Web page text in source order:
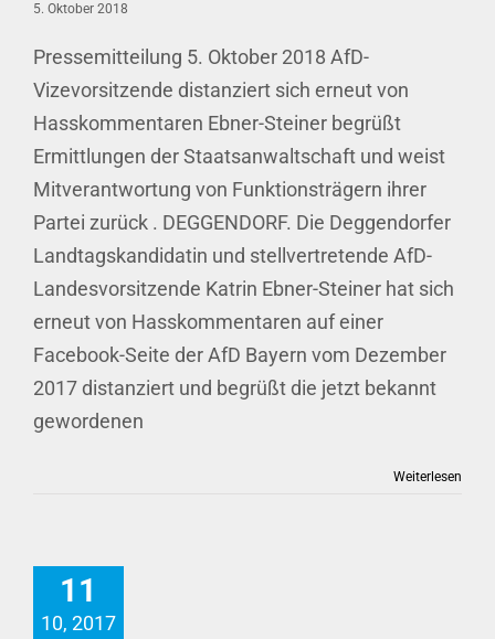
5. Oktober 2018
Pressemitteilung 5. Oktober 2018 AfD-
Vizevorsitzende distanziert sich erneut von
Hasskommentaren Ebner-Steiner begrüßt
Ermittlungen der Staatsanwaltschaft und weist
Mitverantwortung von Funktionsträgern ihrer
Partei zurück . DEGGENDORF. Die Deggendorfer
Landtagskandidatin und stellvertretende AfD-
Landesvorsitzende Katrin Ebner-Steiner hat sich
erneut von Hasskommentaren auf einer
Facebook-Seite der AfD Bayern vom Dezember
2017 distanziert und begrüßt die jetzt bekannt
gewordenen
Weiterlesen
11
10, 2017